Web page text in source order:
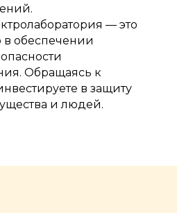
— это
обеспечении
Обращаясь к
в защиту
и людей.